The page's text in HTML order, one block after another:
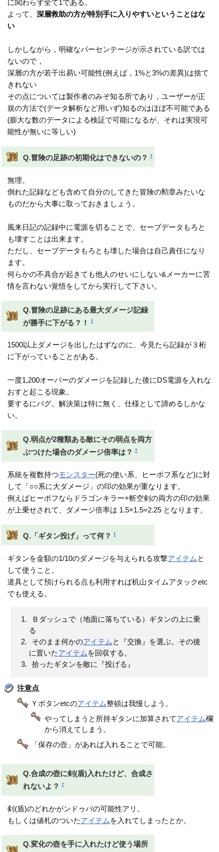
に関わらず全て1である。
よって、深層救助の方が特別手に入りやすいということはな
い
しかしながら，明確なパーセンテージが示されている訳では
ないので，
深層の方が若干出易い可能性(例えば，1%と3%の差異)は捨て
きれない
その点については製作者のみぞ知る所であり，ユーザーが正
規の方法で(データ解析など用いず)知るのはほぼ不可能である
(膨大な数のデータによる検証で可能になるが、それは実現可
能性が無いに等しい)
Q.冒険の足跡の初期化はできないの？ †
無理。
倒れた記録なども含めて自分のしてきた冒険の勲章みたいな
ものだから大事に取っておきましょう。
風来日記の記録中に電源を切ることで、セーブデータもろと
も壊すことは出来ます。
ただし、セーブデータもろとも壊した場合は自己責任になり
ます。
何らかの不具合が起きても他人のせいにしない&メーカーに苦
情を言わない覚悟をしてから実行して下さい。
Q.冒険の足跡にある最大ダメージ記録
が勝手に下がる？！
†
1500以上ダメージを出したはずなのに、今見たら記録が３桁
に下がっていることがある。
一度1,200オーバーのダメージを記録した後にDS電源を入れな
おすと起こる現象。
要するにバグ。解決策は特に無く、仕様として諦めるしかな
い。
Q.弱点が2種類ある敵にその弱点を両方
ぶつけた場合のダメージ倍率は？
†
系統を複数持つモンスター(死の使い系、ヒーポフ系など)に対
して「○○系に大ダメージ」の印の効果が重なります。
例えばヒーポフならドラゴンキラー+斬空剣の両方の印の効果
が上乗せされて、ダメージ倍率は 1.5×1.5=2.25 となります。
Q.「ギタン投げ」って何？ †
ギタンを金額の1/10のダメージを与えられる攻撃アイテム と
して使うこと。
道具として預けられる点も利用すれば机山タイムアタックetc
でも使える。
Ｂダッシュで（地面に落ちている）ギタンの上に乗
る
そのまま何かのアイテムと『交換』を選ぶ。その後
に置いたアイテムを回収する。
拾ったギタンを敵に『投げる』
注意点
Ｙボタンetcのアイテム整頓は我慢しよう。
やってしまうと所持ギタンに加算されてアイテム欄
から消えてしまう。
「保存の壺」があれば入れることで可能。
Q.合成の壺に剣(盾)入れたけど、合成さ
れないよ？
†
剣(盾)のどれかがンドゥバの可能性アリ。
もしくは値札のついたアイテム を入れてしまったとか。
Q.変化の壺を手に入れたけど使う場所